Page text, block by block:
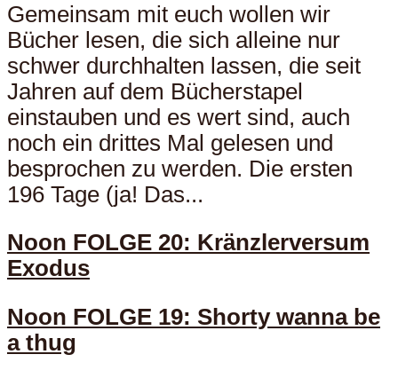
Gemeinsam mit euch wollen wir
Bücher lesen, die sich alleine nur
schwer durchhalten lassen, die seit
Jahren auf dem Bücherstapel
einstauben und es wert sind, auch
noch ein drittes Mal gelesen und
besprochen zu werden. Die ersten
196 Tage (ja! Das...
Noon FOLGE 20: Kränzlerversum
Exodus
Noon FOLGE 19: Shorty wanna be
a thug